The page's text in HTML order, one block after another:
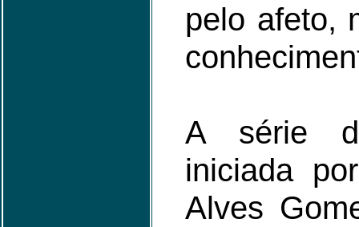
pelo afeto,
A série
iniciada
Alves